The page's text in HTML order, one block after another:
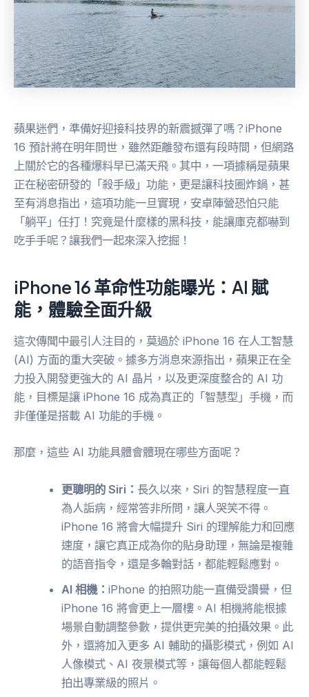
蘋果迷們，準備好迎接科技界的新震撼彈了嗎？iPhone
16 預計將在明年問世，雖然距離發布還有段時間，但網路
上關於它的各種爆料早已滿天飛。其中，一項據稱是蘋果
正在秘密研發的「殺手級」功能，更是讓科技圈炸鍋，甚
至有消息指出，這項功能一旦實現，安卓陣營恐怕只能
「躺平」任打！究竟是什麼樣的黑科技，能讓庫克都嚇到
吃手手呢？讓我們一起來深入挖掘！
iPhone 16 革命性功能曝光：AI 賦
能，體驗全面升級
這次傳聞中最引人注目的，莫過於 iPhone 16 在人工智慧
(AI) 方面的重大突破。據多方消息來源指出，蘋果正在全
力投入開發更強大的 AI 晶片，以及更深度整合的 AI 功
能，目標是讓 iPhone 16 成為真正的「智慧型」手機，而
非僅僅是搭載 AI 功能的手機。
那麼，這些 AI 功能具體會體現在哪些方面呢？
更聰明的 Siri： 長久以來，Siri 的智慧程度一直
為人詬病，經常答非所問，讓人哭笑不得。
iPhone 16 將會大幅提升 Siri 的理解能力和回應
速度，讓它真正成為你的貼身助理，無論是複雜
的語音指令，還是多輪對話，都能輕鬆應對。
AI 相機：iPhone 的拍照功能一直備受讚譽，但
iPhone 16 將會更上一層樓。AI 相機將能根據
場景自動調整參數，提供更完美的拍攝效果。此
外，還將加入更多 AI 輔助的攝影模式，例如 AI
人像模式、AI 夜景模式等，讓每個人都能輕鬆
拍出專業級的照片。